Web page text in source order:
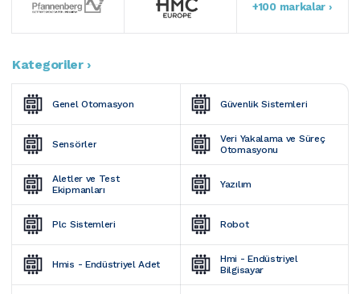
+100 markalar ›
Kategoriler ›
Genel Otomasyon Güvenlik Sistemleri
Sensörler
Veri Yakalama ve Süreç
Otomasyonu
Aletler ve Test
Ekipmanları
Yazılım
Plc Sistemleri Robot
Hmis - Endüstriyel Adet
Hmi - Endüstriyel
Bilgisayar